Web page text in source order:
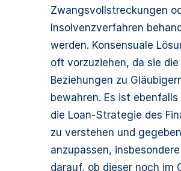
Zwangsvollstreckungen
Insolvenzverfahren
werden. Konsensuale
oft vorzuziehen, da sie die
Beziehungen zu
bewahren. Es ist
die Loan-Strategie des
zu verstehen und
anzupassen,
darauf, ob dieser noch im